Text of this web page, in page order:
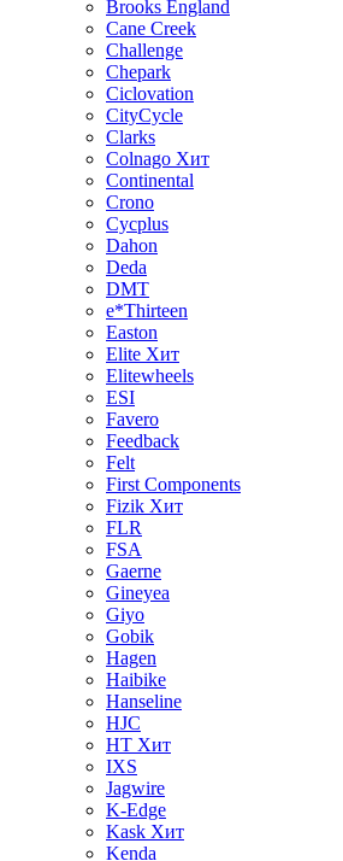
Brooks England
Cane Creek
Challenge
Chepark
Ciclovation
CityCycle
Clarks
Colnago Хит
Continental
Crono
Cycplus
Dahon
Deda
DMT
e*Thirteen
Easton
Elite Хит
Elitewheels
ESI
Favero
Feedback
Felt
First Components
Fizik Хит
FLR
FSA
Gaerne
Gineyea
Giyo
Gobik
Hagen
Haibike
Hanseline
HJC
HT Хит
IXS
Jagwire
K-Edge
Kask Хит
Kenda